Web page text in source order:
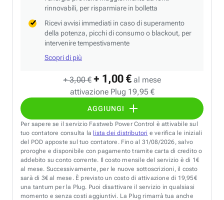
+ 3,00 € + 1,00 € al mese
attivazione Plug 19,95 €
AGGIUNGI
rinnovabili, per risparmiare in bolletta
Ricevi avvisi immediati in caso di superamento
della potenza, picchi di consumo o blackout, per
intervenire tempestivamente
Scopri di più
Per sapere se il servizio Fastweb Power Control è attivabile sul
tuo contatore consulta la lista dei distributori e verifica le iniziali
del POD apposte sul tuo contatore. Fino al 31/08/2026, salvo
proroghe e disponibile con pagamento tramite carta di credito o
addebito su conto corrente. Il costo mensile del servizio è di 1€
al mese. Successivamente, per le nuove sottoscrizioni, il costo
sarà di 3€ al mese. È previsto un costo di attivazione di 19,95€
una tantum per la Plug. Puoi disattivare il servizio in qualsiasi
momento e senza costi aggiuntivi. La Plug rimarrà tua anche